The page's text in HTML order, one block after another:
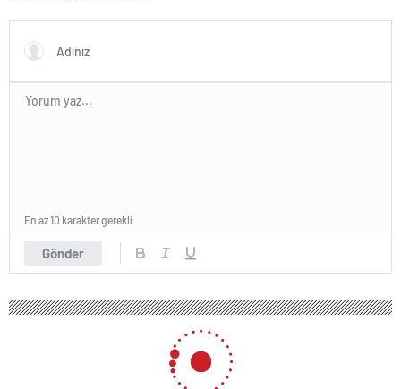
Gönder
En az 10 karakter gerekli